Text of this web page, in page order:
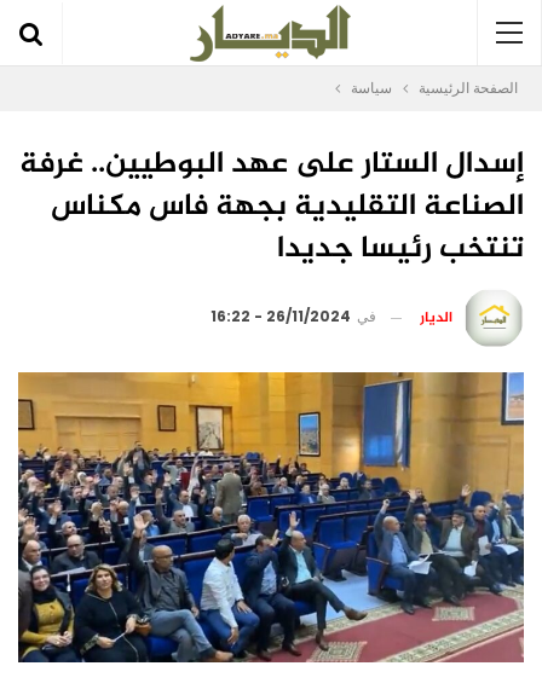
الصفحة الرئيسية سياسة
إسدال الستار على عهد البوطيين.. غرفة
الصناعة التقليدية بجهة فاس مكناس
تنتخب رئيسا جديدا
الديار في 26/11/2024 - 16:22